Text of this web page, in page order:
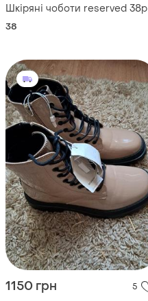
Шкіряні чоботи reserved 38р
38
1150 грн 5